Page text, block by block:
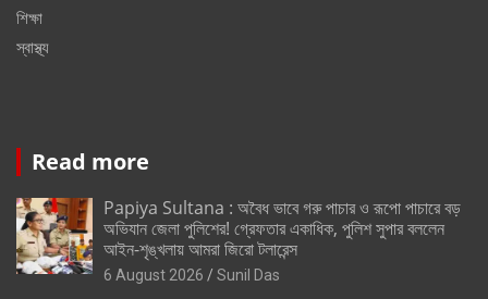
শিক্ষা
স্বাস্থ্য
Read more
Papiya Sultana : অবৈধ ভাবে গরু পাচার ও রূপো পাচারে বড়
অভিযান জেলা পুলিশের! গ্রেফতার একাধিক, পুলিশ সুপার বললেন
আইন-শৃঙ্খলায় আমরা জিরো টলারেন্স
6 August 2026 Sunil Das